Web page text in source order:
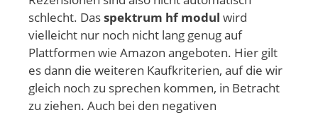
schlecht. Dasspektrum hf modul wird
vielleicht nur noch nicht lang genug auf
Plattformen wie Amazon angeboten. Hier gilt
es dann die weiteren Kaufkriterien, auf die wir
gleich noch zu sprechen kommen, in Betracht
zu ziehen. Auch bei den negativen